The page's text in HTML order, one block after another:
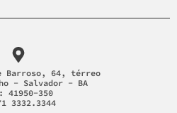
Barroso, 64, térreo
- Salvador - BA
41950-350
3332.3344